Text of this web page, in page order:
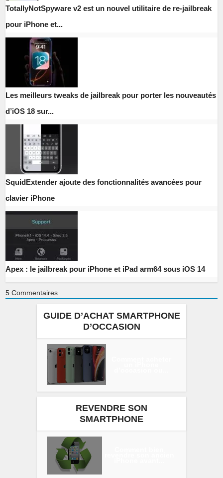
TotallyNotSpyware v2 est un nouvel utilitaire de re-jailbreak
pour iPhone et...
Les meilleurs tweaks de jailbreak pour porter les nouveautés
d’iOS 18 sur...
SquidExtender ajoute des fonctionnalités avancées pour
clavier iPhone
Apex : le jailbreak pour iPhone et iPad arm64 sous iOS 14
5 Commentaires
GUIDE D’ACHAT SMARTPHONE
D’OCCASION
REVENDRE SON
SMARTPHONE